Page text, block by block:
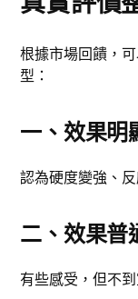
根據市場回饋，
型：
一、效果明
認為硬度變強、
二、效果普
有些感受，但不